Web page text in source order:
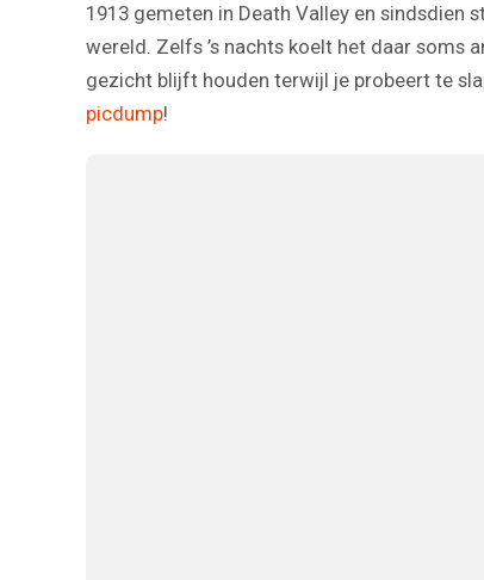
1913 gemeten in Death Valley en sindsdien
wereld. Zelfs ’s nachts koelt het daar soms
gezicht blijft houden terwijl je probeert te
picdump!